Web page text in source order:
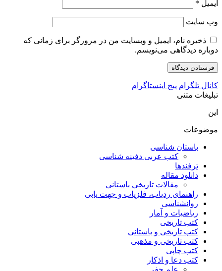
ایمیل *
وب‌ سایت
ذخیره نام، ایمیل و وبسایت من در مرورگر برای زمانی که
دوباره دیدگاهی می‌نویسم.
کانال تلگرام پیج اینستاگرام
تبلیغات متنی
این
موضوعات
باستان شناسی
کتب عربی دفینه شناسی
ترفندها
دانلود مقاله
مقالات تاریخی باستانی
راهنمای ردیاب، فلزیاب و جهت یابی
روانشناسی
ریاضیات و آمار
کتب تاریخی
کتب تاریخی و باستانی
کتب تاریخی و مذهبی
کتب چاپی
کتب دعا و اذکار
علم جفر